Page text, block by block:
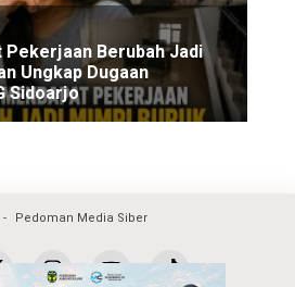
Pedoman Media Siber